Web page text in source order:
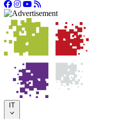
IT